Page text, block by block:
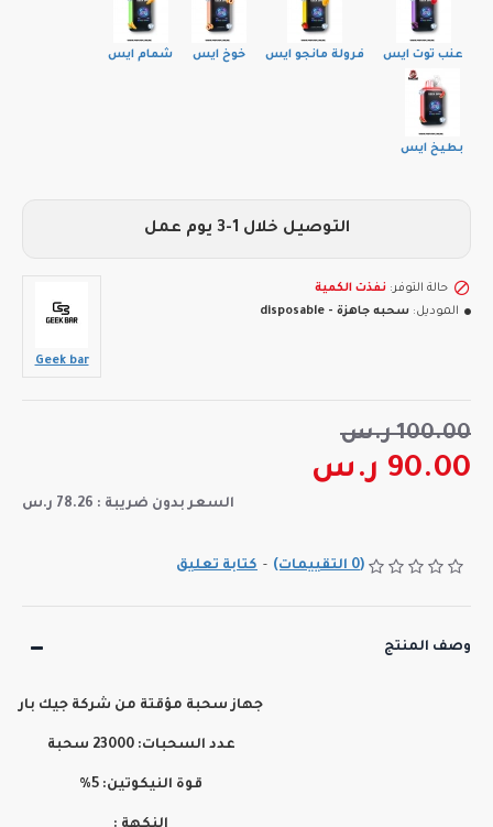
عنب توت ايس فرولة مانجو ايس خوخ ايس شمام ايس
بطيخ ايس
(0 التقييمات) - كتابة تعليق
90.00 ر.س
100.00 ر.س
السعر بدون ضريبة : 78.26 ر.س
حالة التوفر: نفذت الكمية
الموديل: سحبه جاهزة - disposable
Geek bar
التوصيل خلال 1-3 يوم عمل
وصف المنتج
جهاز سحبة مؤقتة من شركة جيك بار
عدد السحبات: 23000 سحبة
قوة النيكوتين: 5
%